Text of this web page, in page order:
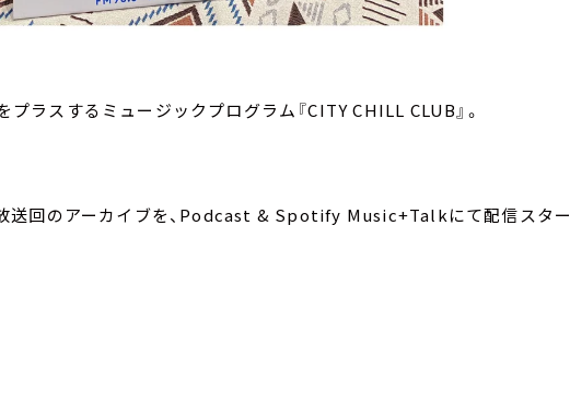
ラスするミュージックプログラム『CITY CHILL CLUB』。
回のアーカイブを、Podcast & Spotify Music+Talkにて配信スター